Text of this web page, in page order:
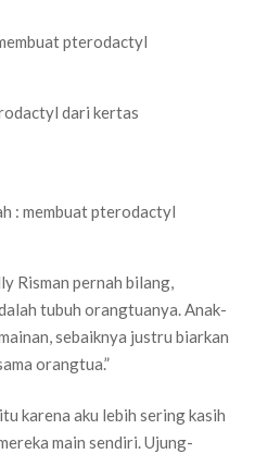
Risman pernah bilang,
tubuh orangtuanya. Anak-
sebaiknya justru biarkan
orangtua.”
karena aku lebih sering kasih
main sendiri. Ujung-